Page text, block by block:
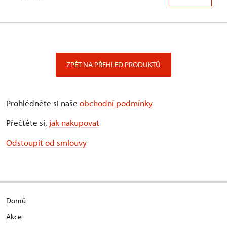
ZPĚT NA PŘEHLED PRODUKTŮ
Prohlédněte si naše obchodní podmínky
Přečtěte si, jak nakupovat
Odstoupit od smlouvy
Domů
Akce